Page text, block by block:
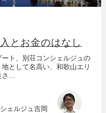
とお金のはなし
ト、別荘コンシェルジュの
として名高い、和歌山エリ
…
ェルジュ吉岡